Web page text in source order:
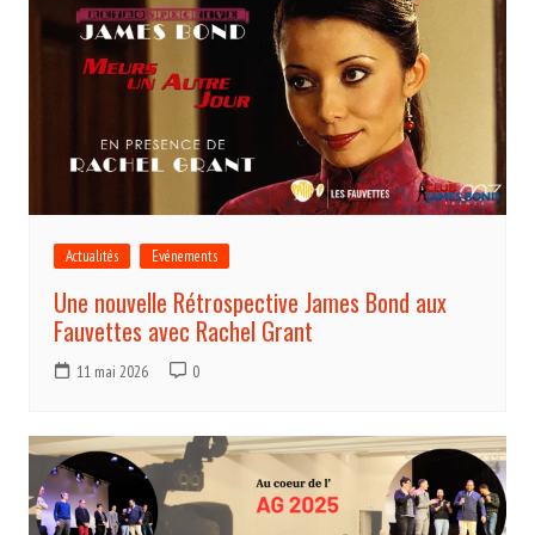
Actualités Evénements
Une nouvelle Rétrospective James Bond aux
Fauvettes avec Rachel Grant
11 mai 2026 0